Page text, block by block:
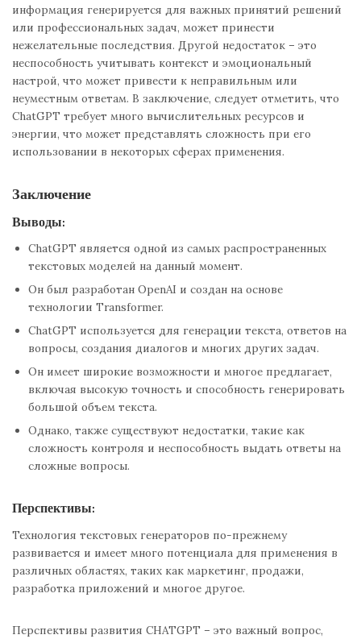
информация генерируется для важных принятий решений
или профессиональных задач, может принести
нежелательные последствия. Другой недостаток – это
неспособность учитывать контекст и эмоциональный
настрой, что может привести к неправильным или
неуместным ответам. В заключение, следует отметить, что
ChatGPT требует много вычислительных ресурсов и
энергии, что может представлять сложность при его
использовании в некоторых сферах применения.
Заключение
Выводы:
ChatGPT является одной из самых распространенных
текстовых моделей на данный момент.
Он был разработан OpenAI и создан на основе
технологии Transformer.
ChatGPT используется для генерации текста, ответов на
вопросы, создания диалогов и многих других задач.
Он имеет широкие возможности и многое предлагает,
включая высокую точность и способность генерировать
большой объем текста.
Однако, также существуют недостатки, такие как
сложность контроля и неспособность выдать ответы на
сложные вопросы.
Перспективы:
Технология текстовых генераторов по-прежнему
развивается и имеет много потенциала для применения в
различных областях, таких как маркетинг, продажи,
разработка приложений и многое другое.
Перспективы развития CHATGPT – это важный вопрос,